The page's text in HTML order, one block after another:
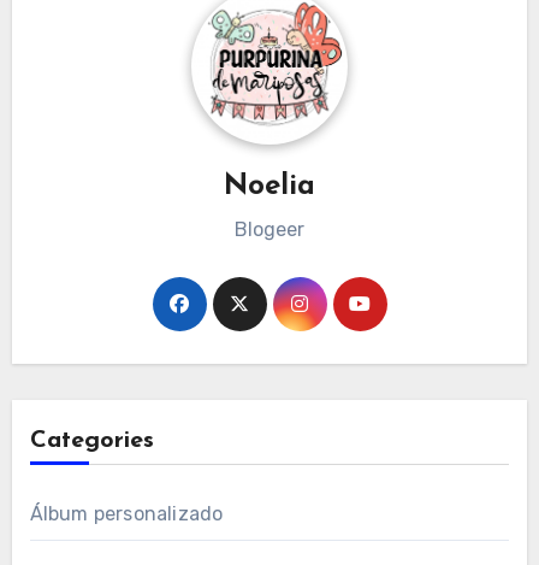
Noelia
Blogeer
Categories
Álbum personalizado